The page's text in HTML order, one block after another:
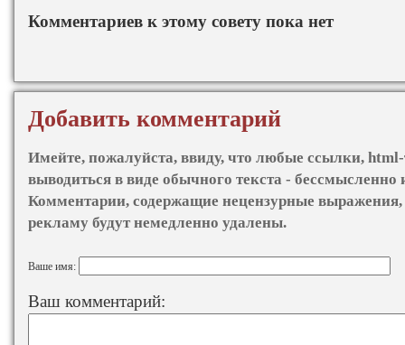
Комментариев к этому совету пока нет
Добавить комментарий
Имейте, пожалуйста, ввиду, что любые ссылки,
выводиться в виде обычного текста - бессмысленно
Комментарии, содержащие нецензурные
рекламу будут немедленно удалены.
Ваше имя:
Ваш комментарий: